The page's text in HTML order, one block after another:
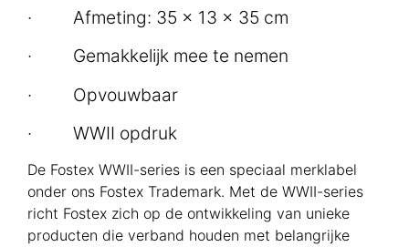
· Afmeting: 35 x 13 x 35 cm
· Gemakkelijk mee te nemen
· Opvouwbaar
· WWII opdruk
De Fostex WWII-series is een speciaal merklabel
onder ons Fostex Trademark. Met de WWII-series
richt Fostex zich op de ontwikkeling van unieke
producten die verband houden met belangrijke